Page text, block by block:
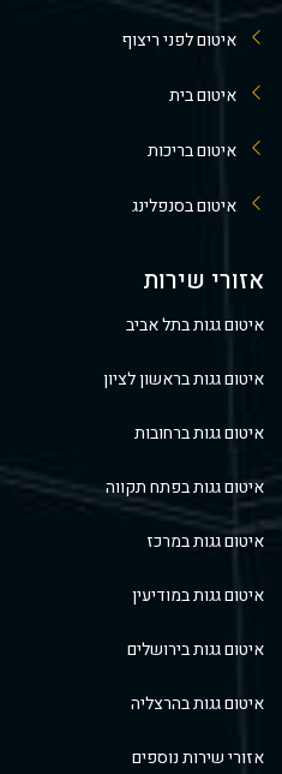
איטום לפני ריצוף
איטום בית
איטום בריכות
איטום בסנפלינג
אזורי שירות
איטום גגות בתל אביב
איטום גגות בראשון לציון
איטום גגות ברחובות
איטום גגות בפתח תקווה
איטום גגות במרכז
איטום גגות במודיעין
איטום גגות בירושלים
איטום גגות בהרצליה
אזורי שירות נוספים